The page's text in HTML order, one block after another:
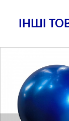
ІНШІ